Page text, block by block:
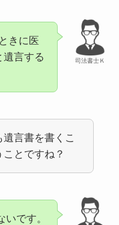
司法書士Ｋ
きに医
遺言する
言書を書くこ
とですね？
です。